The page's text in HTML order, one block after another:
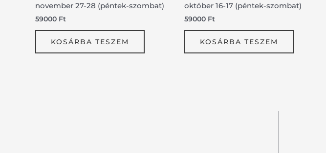
november 27-28 (péntek-szombat)
59000 Ft
KOSÁRBA TESZEM
október 16-17 (péntek-szombat)
59000 Ft
KOSÁRBA TESZEM